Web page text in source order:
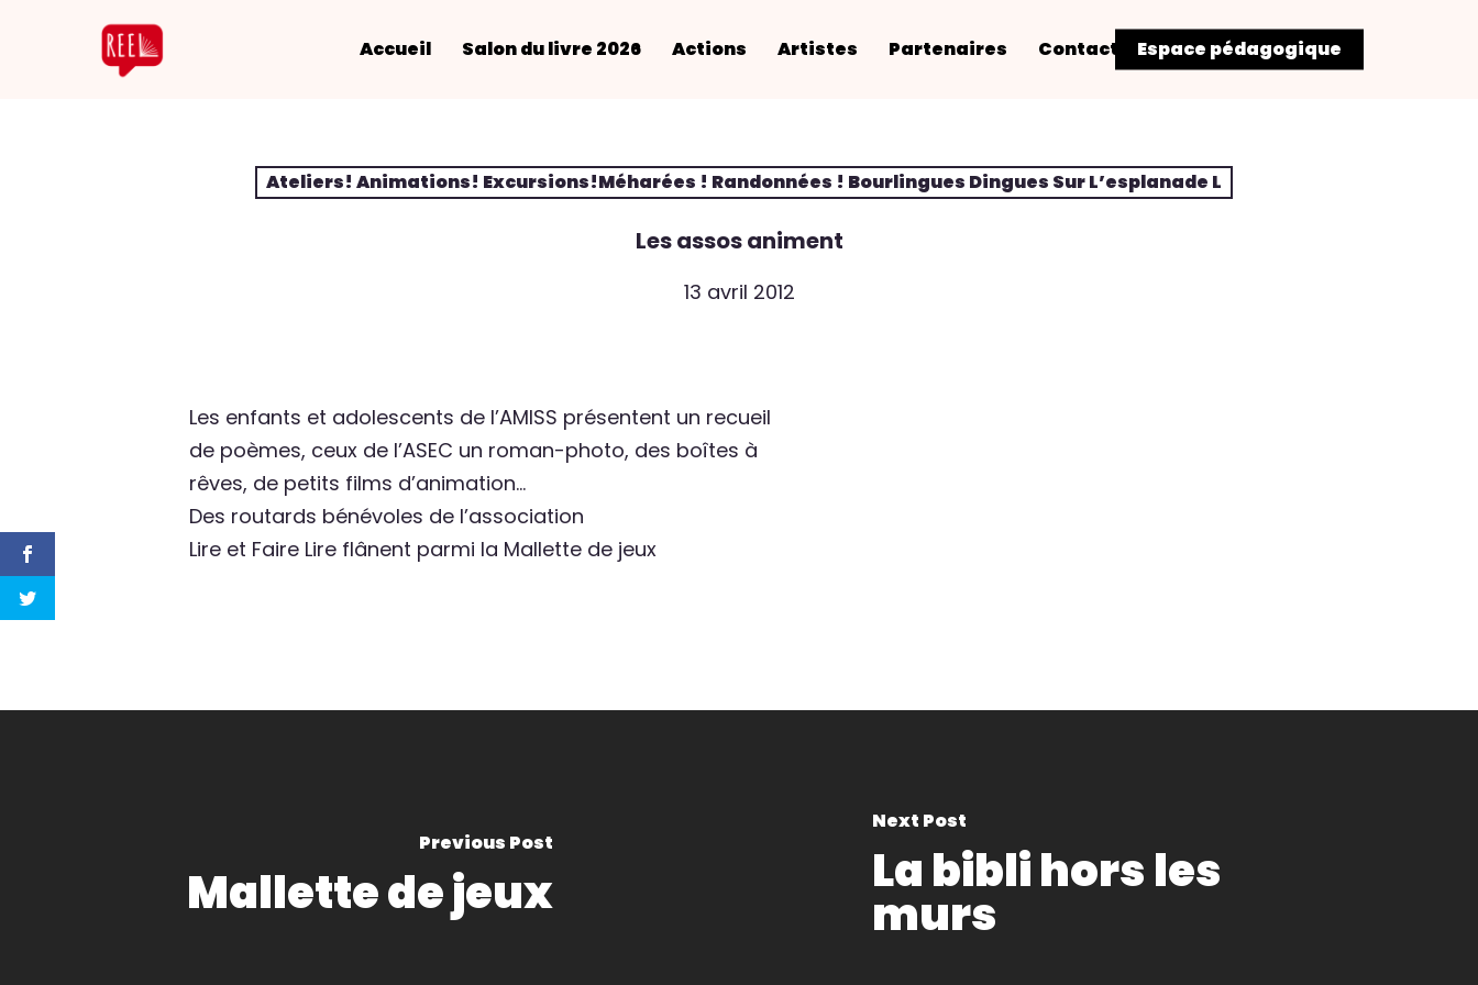
Accueil Salon du livre 2026 Actions Artistes Partenaires Contact Espace pédagogique
Ateliers! Animations! Excursions!Méharées ! Randonnées ! Bourlingues Dingues Sur L’esplanade L
Les assos animent
13 avril 2012
Les enfants et adolescents de l’AMISS présentent un recueil
de poèmes, ceux de l’ASEC un roman-photo, des boîtes à
rêves, de petits films d’animation…
Des routards bénévoles de l’association
Lire et Faire Lire flânent parmi la Mallette de jeux
Previous Post
Mallette de jeux
Next Post
La bibli hors les
murs